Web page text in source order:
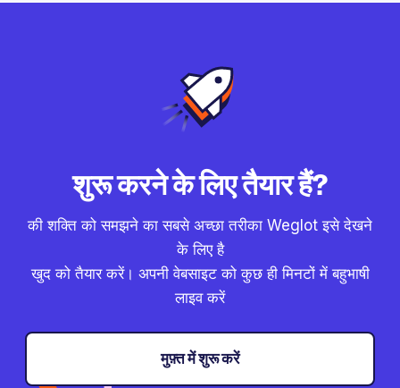
शुरू करने के लिए तैयार हैं?
की शक्ति को समझने का सबसे अच्छा तरीका Weglot इसे देखने
के लिए है
खुद को तैयार करें। अपनी वेबसाइट को कुछ ही मिनटों में बहुभाषी
लाइव करें
मुफ़्त में शुरू करें